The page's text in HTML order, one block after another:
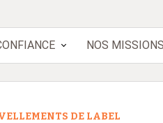
NOS MISSIONS
DE LABEL